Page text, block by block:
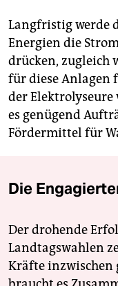
Langfristig werde
Energien die
drücken, zugleich
für diese Anlagen
der
es genügend
Fördermittel für
Die
Der drohende
Landtagswahlen
Kräfte inzwischen